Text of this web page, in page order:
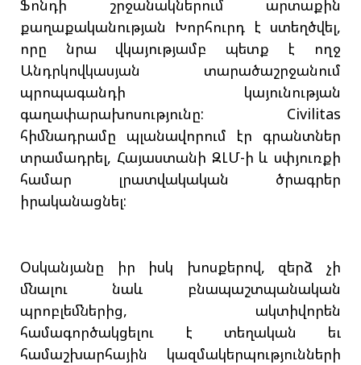
Ֆոնդի շրջանակներում արտաքին
քաղաքականության Խորհուրդ է ստեղծվել,
որը նրա վկայությամբ պետք է ողջ
Անդրկովկասյան տարածաշրջանում
պրոպագանդի կայունության
գաղափարախոսությունը: Civilitas
հիմնադրամը պլանավորում էր գրանտներ
տրամադրել, Հայաստանի ԶԼՄ-ի և սփյուռքի
համար լրատվակական ծրագրեր
իրականացնել:
Օսկանյանը իր իսկ խոսքերով, զերձ չի
մնալու նաև բնապաշտպանական
պրոբլեմներից, ակտիվորեն
համագործակցելու է տեղական եւ
համաշխարհային կազմակերպությունների